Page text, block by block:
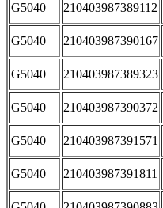
G5040 210403987389112
G5040 210403987390167
G5040 210403987389323
G5040 210403987390372
G5040 210403987391571
G5040 210403987391811